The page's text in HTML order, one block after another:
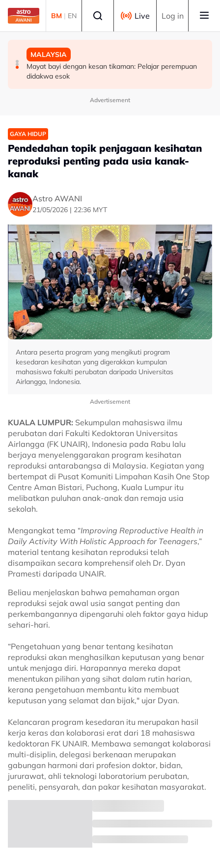
Skip to main content
BM | EN Live Log in
MALAYSIA
Jenazah Cik Man selamat dikebumikan di Tanah Merah
MALAYSIA
'Kenaikan pangkat satu amanah besar' - CPO KL
MALAYSIA
Mayat bayi dengan kesan tikaman: Pelajar perempuan
didakwa esok
Advertisement
GAYA HIDUP
Pendedahan topik penjagaan kesihatan
reproduksi penting pada usia kanak-
kanak
Astro AWANI
21/05/2026 | 22:36 MYT
Antara peserta program yang mengikuti program
kesedaran kesihatan yang digerakkan kumpulan
mahasiswa fakulti perubatan daripada Universitas
Airlangga, Indonesia.
Advertisement
KUALA LUMPUR: Sekumpulan mahasiswa ilmu
perubatan dari Fakulti Kedoktoran Universitas
Airlangga (FK UNAIR), Indonesia pada Rabu lalu
berjaya menyelenggarakan program kesihatan
reproduksi antarabangsa di Malaysia. Kegiatan yang
bertempat di Pusat Komuniti Limpahan Kasih One Stop
Centre Aman Bistari, Puchong, Kuala Lumpur itu
melibatkan puluhan anak-anak dan remaja usia
sekolah.
Mengangkat tema “Improving Reproductive Health in
Daily Activity With Holistic Approach for Teenagers,”
material tentang kesihatan reproduksi telah
disampaikan secara komprehensif oleh Dr. Dyan
Pramesti daripada UNAIR.
Beliau menjelaskan bahwa pemahaman organ
reproduksi sejak awal usia sangat penting dan
perkembangannya dipengaruhi oleh faktor gaya hidup
sehari-hari.
“Pengetahuan yang benar tentang kesihatan
reproduksi akan menghasilkan keputusan yang benar
untuk menjaga diri. Harapannya mereka dapat
menentukan pilihan yang sihat dalam rutin harian,
kerana pengetahuan membantu kita membuat
keputusan yang selamat dan bijak," ujar Dyan.
Kelancaran program kesedaran itu merupakan hasil
kerja keras dan kolaborasi erat dari 18 mahasiswa
kedoktoran FK UNAIR. Membawa semangat kolaborasi
multi-disiplin, delegasi berkenaan merupakan
gabungan harmoni dari profesion doktor, bidan,
jururawat, ahli teknologi laboratorium perubatan,
peneliti, pensyarah, dan pakar kesihatan masyarakat.